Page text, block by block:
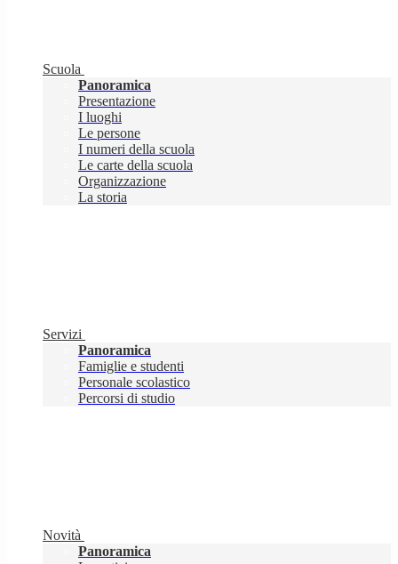
Scuola
Panoramica
Presentazione
I luoghi
Le persone
I numeri della scuola
Le carte della scuola
Organizzazione
La storia
Servizi
Panoramica
Famiglie e studenti
Personale scolastico
Percorsi di studio
Novità
Panoramica